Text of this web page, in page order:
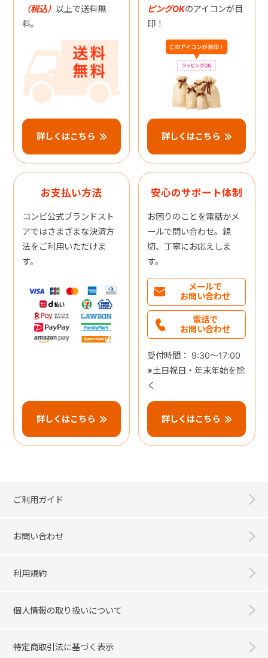
（税込） 以上で送料無
料。
詳しくはこちら
ピングOKのアイコンが目
印！
詳しくはこちら
お支払い方法
コンビ公式ブランドスト
アではさまざまな決済方
法をご利用いただけま
す。
詳しくはこちら
安心のサポート体制
お困りのことを電話かメ
ールで問い合わせ。親
切、丁寧にお応えしま
す。
メールで
お問い合わせ
電話で
お問い合わせ
受付時間： 9:30～17:00
※土日祝日・年末年始を除
く
詳しくはこちら
ご利用ガイド
お問い合わせ
利用規約
個人情報の取り扱いについて
特定商取引法に基づく表示